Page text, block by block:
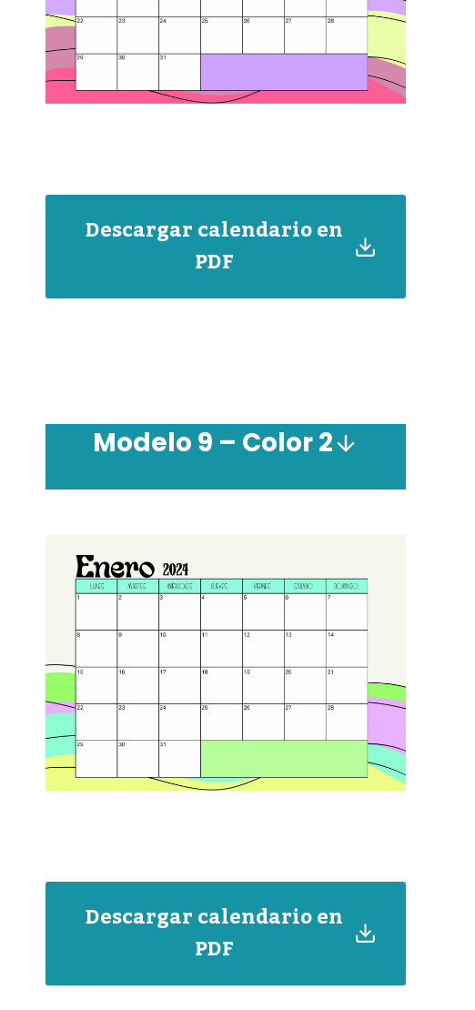
Descargar calendario en
PDF
Modelo 9 – Color 2
Descargar calendario en
PDF